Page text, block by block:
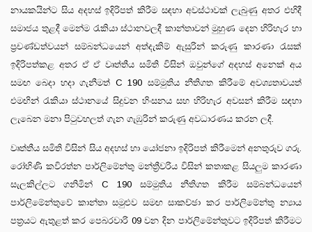
නායකයින්ට සිය අදහස් ඉදිරිපත් කිරීම සඳහා අවස්ථාවක් ලැබුණු අතර එහිදී
සමාජය තුළදී මෙන්ම රැකියා ස්ථානවලදී කාන්තාවන් මුහුණ දෙන හිරිහැර හා
ප්‍රචණ්ඩත්වයන් සම්බන්ධයෙන් අත්දැකිම් ඇසුරින් කරුණු කාරණා රැසක්
ඉදිරිපත්කළ අතර ඒ ඒ වෘත්තීය සමිති විසින් ඔවුන්ගේ අදහස් අනෙක් අය
සමඟ බෙදා හදා ගැනීමත් C 190 සම්මුතිය නීතිගත කිරීමේ අවශ්‍යතාවයත්
එමඟින් රැකියා ස්ථානයේ සිදුවන හිංසනය සහ හිරිහැර අවසන් කිරීම සඳහා
ලැබෙන මනා පිටුවහලත් ගැන ගැඹුරින් කරුණු අවධාරණය කරන ලදී.
වෘත්තීය සමිති විසින් සිය අදහස් හා යෝජනා ඉදිරිපත් කිරීමෙන් අනතුරුව ගරු.
රෝහිණි කවිරත්න පාර්ලිමේන්තු මන්ත්‍රීවරිය විසින් කතාකළ සියලුම කාරණා
සැලකිල්ලට ගනිමින් C 190 සම්මුතිය නීතිගත කිරීම සම්බන්ධයෙන්
පාර්ලිමේන්තුවේ කාන්තා සමුළුව සමඟ සාකච්ඡා කර පාර්ලිමේන්තු න්‍යාය
පත්‍රයට ඇතුළත් කර පෙබරවාරි 09 වන දින පාර්ලිමේන්තුවට ඉදිරිපත් කිරීමට